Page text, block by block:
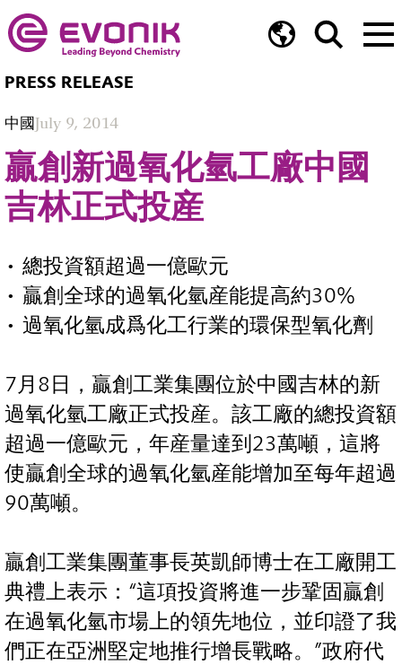
PRESS RELEASE
中國July 9, 2014
贏創新過氧化氫工廠中國
吉林正式投産
• 總投資額超過一億歐元
• 贏創全球的過氧化氫産能提高約30%
• 過氧化氫成爲化工行業的環保型氧化劑
7月8日，贏創工業集團位於中國吉林的新
過氧化氫工廠正式投産。該工廠的總投資額
超過一億歐元，年産量達到23萬噸，這將
使贏創全球的過氧化氫産能增加至每年超過
90萬噸。
贏創工業集團董事長英凱師博士在工廠開工
典禮上表示：“這項投資將進一步鞏固贏創
在過氧化氫市場上的領先地位，並印證了我
們正在亞洲堅定地推行增長戰略。”政府代